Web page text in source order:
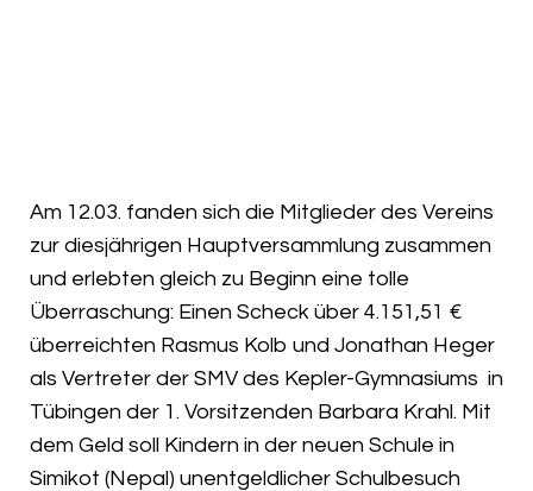
Am 12.03. fanden sich die Mitglieder des Vereins
zur diesjährigen Hauptversammlung zusammen
und erlebten gleich zu Beginn eine tolle
Überraschung: Einen Scheck über 4.151,51 €
überreichten Rasmus Kolb und Jonathan Heger
als Vertreter der SMV des Kepler-Gymnasiums in
Tübingen der 1. Vorsitzenden Barbara Krahl. Mit
dem Geld soll Kindern in der neuen Schule in
Simikot (Nepal) unentgeldlicher Schulbesuch